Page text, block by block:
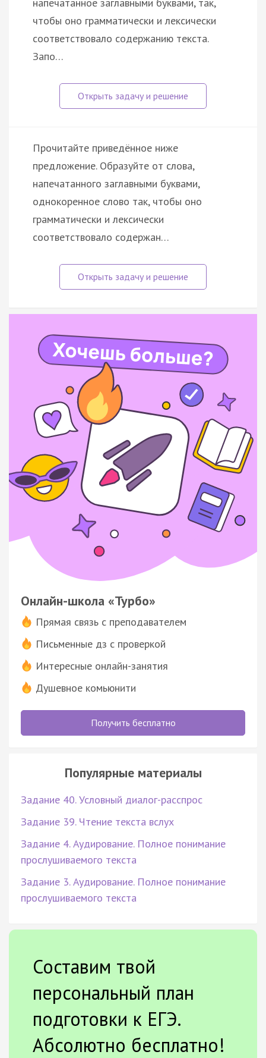
чтобы оно грамматически и лексически
соответствовало содержанию текста.
Запо…
Прочитайте приведённое ниже
предложение. Образуйте от слова,
напечатанного заглавными буквами,
однокоренное слово так, чтобы оно
грамматически и лексически
соответствовало содержан…
Онлайн-школа «Турбо»
Прямая связь с преподавателем
Письменные дз с проверкой
Интересные онлайн-занятия
Душевное комьюнити
Получить бесплатно
Популярные материалы
Задание 40. Условный диалог-расспрос
Задание 39. Чтение текста вслух
Задание 4. Аудирование. Полное понимание
прослушиваемого текста
Задание 3. Аудирование. Полное понимание
прослушиваемого текста
Составим твой
персональный план
подготовки к ЕГЭ.
Абсолютно бесплатно!